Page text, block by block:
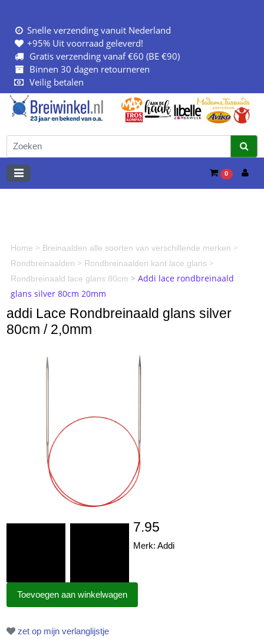
Snelle verzending vanuit Nederland
+95% Uit voorraad geleverd!
Gratis verzending vanaf €60 (BE €90)
Binnen 30 dagen retourneren
Veilig betalen
0
Home > Breinaalden alle soorten van verschillende merken >
Rondbreinaalden > Rondbreinaalden kant lace glans >
Rondbreinaald lace glans 80cm > Addi lace rondbreinaald
glans silver 80cm 20mm
addi Lace Rondbreinaald glans silver
80cm / 2,0mm
7.95
Merk: Addi
zet op mijn verlanglijstje